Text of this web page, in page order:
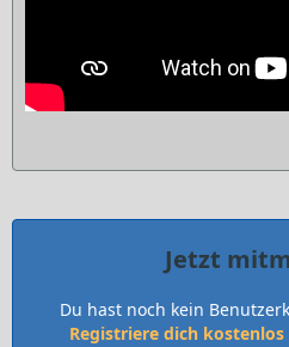
Jetzt
Du hast noch kein
Registriere dich kostenlos